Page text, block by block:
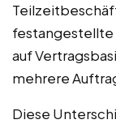
festangestellte
auf
mehrere
Diese